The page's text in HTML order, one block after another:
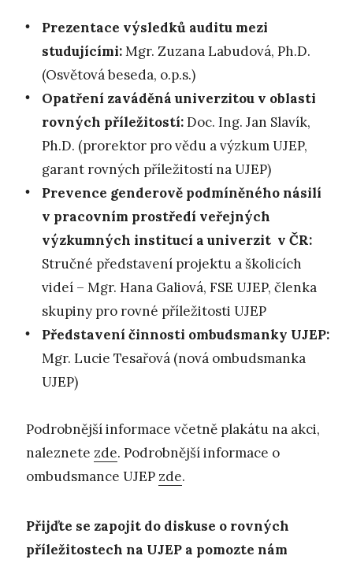
Prezentace výsledků auditu mezi
studujícími:Mgr. Zuzana Labudová, Ph.D.
(Osvětová beseda, o.p.s.)
Opatření zaváděná univerzitou v oblasti
rovných příležitostí:Doc. Ing. Jan Slavík,
Ph.D. (prorektor pro vědu a výzkum UJEP,
garant rovných příležitostí na UJEP)
Prevence genderově podmíněného násilí
v pracovním prostředí veřejných
výzkumných institucí a univerzit v ČR:
Stručné představení projektu a školicích
videí – Mgr. Hana Galiová, FSE UJEP, členka
skupiny pro rovné příležitosti UJEP
Představení činnosti ombudsmanky UJEP:
Mgr. Lucie Tesařová (nová ombudsmanka
UJEP)
Podrobnější informace včetně plakátu na akci,
naleznete zde. Podrobnější informace o
ombudsmance UJEP zde.
Přijďte se zapojit do diskuse o rovných
příležitostech na UJEP a pomozte nám